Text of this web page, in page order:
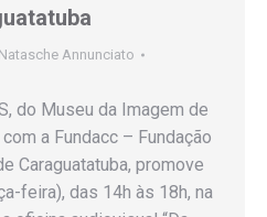
Natasche Annunciato
do Museu da Imagem de
a Fundacc – Fundação
Caraguatatuba, promove
feira), das 14h às 18h, na